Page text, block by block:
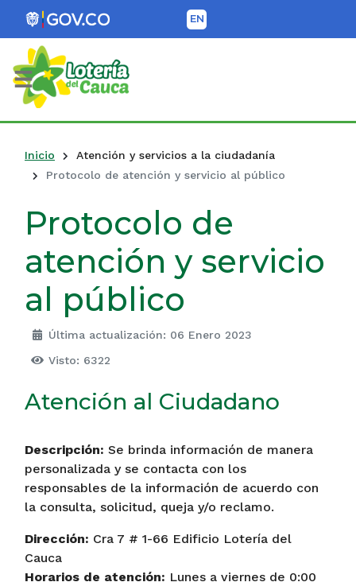
EN
Lotería del Cauca
Inicio
Atención y servicios a la ciudadanía
Protocolo de atención y servicio al público
Protocolo de
atención y servicio
al público
Última actualización: 06 Enero 2023
Visto: 6322
Atención al Ciudadano
Descripción: Se brinda información de manera
personalizada y se contacta con los
responsables de la información de acuerdo con
la consulta, solicitud, queja y/o reclamo.
Dirección: Cra 7 # 1-66 Edificio Lotería del
Cauca
Horarios de atención: Lunes a viernes de 0:00